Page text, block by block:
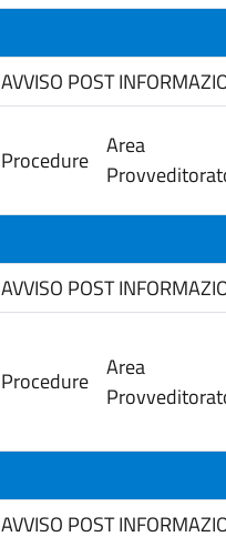
AVVISO POST
Procedure
Area
AVVISO POST
Procedure Area
AVVISO POST